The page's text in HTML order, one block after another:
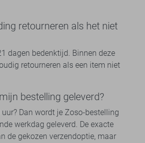
retourneren als het niet
dagen bedenktijd. Binnen deze
retourneren als een item niet
bestelling geleverd?
Dan wordt je Zoso-bestelling
werkdag geleverd. De exacte
de gekozen verzendoptie, maar